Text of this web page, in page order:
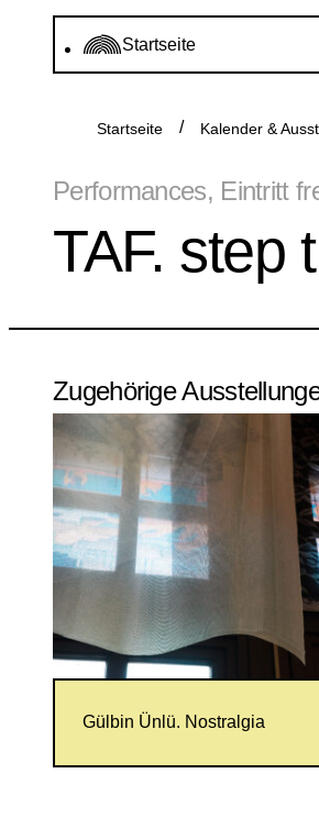
Startseite
Startseite Kalender &
Performances, Eintritt
TAF. step
Zugehörige
Gülbin Ünlü. Nostralgia